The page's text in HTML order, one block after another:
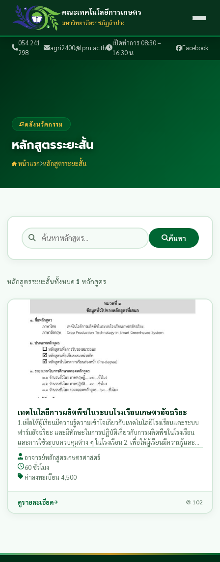
054 241
298
agri2400@lpru.ac.th
เปิดทำการ 08:30 –
16:30 น.
Facebook
คณะเทคโนโลยีการเกษตร
มหาวิทยาลัยราชภัฏลำปาง
คลังนวัตกรรม
หลักสูตรระยะสั้น
หน้าแรก หลักสูตรระยะสั้น
ค้นหา
หลักสูตรระยะสั้นทั้งหมด 1 หลักสูตร
เทคโนโลยีการผลิตพืชในระบบโรงเรือนเกษตรอัจฉริยะ
1.เพื่อให้ผู้เรียนมีความรู้ความเข้าใจเกี่ยวกับเทคโนโลยีโรงเรือนและระบบ
ฟาร์มอัจฉริยะ และมีทักษะในการปฏิบัติเกี่ยวกับการผลิตพืชในโรงเรือน
และการใช้ระบบควบคุมต่าง ๆ ในโรงเรือน 2. เพื่อให้ผู้เรียนมีความรู้และ
ความเข้าใจเกี่ยวกับเครื่องมือการทําการเกษตรในเทคโนโลยีโรงเรือนและ
ระบบฟาร์มอัจฉริยะ ตลอดจนเครื่องมือดิจิทัลที่ช่วยเพิ่มผลผลิตในฟาร์ม
อาจารย์หลักสูตรเกษตรศาสตร์
60 ชั่วโมง
ค่าลงทะเบียน 4,500
ดูรายละเอียด 102